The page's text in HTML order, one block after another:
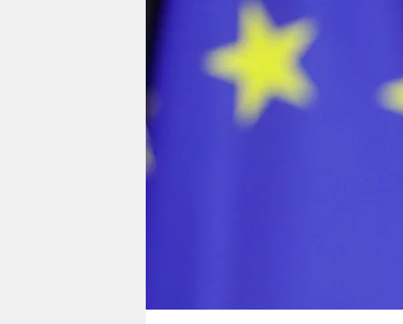
verlag
veranstaltungen